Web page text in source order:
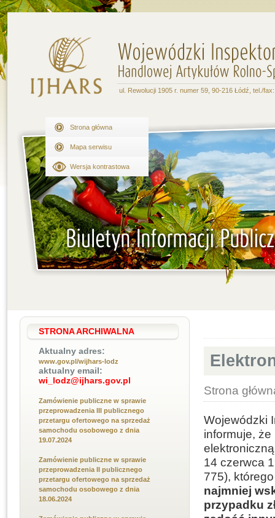
ul. Rewolucji 1905 r. numer 59, 90-216 Łódź, tel./
Strona główna
Mapa serwisu
Wersja kontrastowa
STRONA ARCHIWALNA
Aktualny adres:
www.gov.pl/wijhars-lodz
aktualny email:
wi_lodz@ijhars.gov.pl
Zamówienie publiczne w sprawie
przeprowadzenia III publicznego
przetargu ofertowego na sprzedaż
samochodu osobowego z dnia
19.07.2024
Zamówienie publiczne w sprawie
przeprowadzenia II publicznego
przetargu ofertowego na sprzedaż
samochodu osobowego z dnia
18.06.2024
Strona
Wojewódzki
informuje, że
14 czerwca
775),
najmniej
przypadku